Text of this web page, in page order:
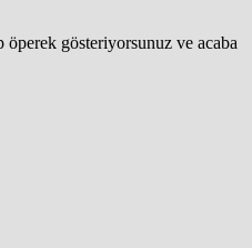
öperek gösteriyorsunuz ve acaba